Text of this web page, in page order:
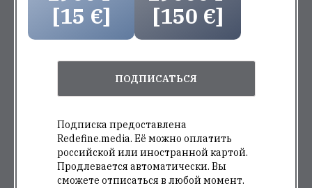
[15 €]
[150 €]
ПОДПИСАТЬСЯ
Подписка предоставлена
Redefine.media. Её можно оплатить
российской или иностранной картой.
Продлевается автоматически. Вы
сможете отписаться в любой момент.